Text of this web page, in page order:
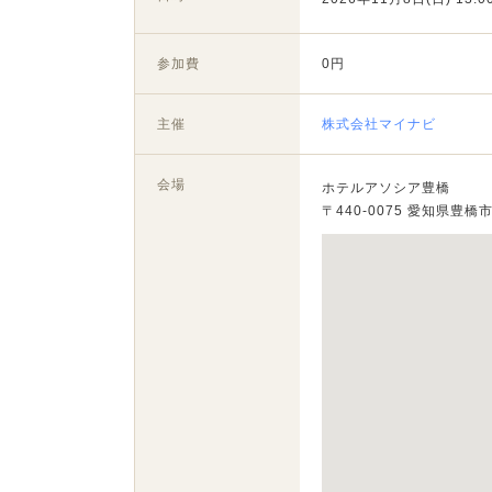
参加費 0円
主催 株式会社マイナビ
会場
ホテルアソシア豊橋
〒440-0075 愛知県豊橋